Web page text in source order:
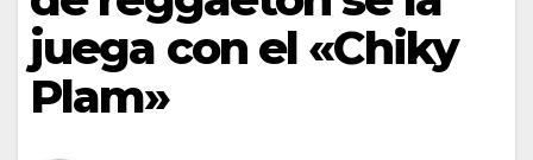
juega con el «Chiky
Plam»